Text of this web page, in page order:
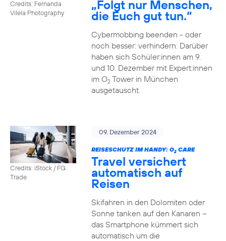
Credits: Fernanda
Vilela Photography
„Folgt nur Menschen,
die Euch gut tun.“
Cybermobbing beenden - oder
noch besser: verhindern: Darüber
haben sich Schüler:innen am 9.
und 10. Dezember mit Expert:innen
im O2Tower in München
ausgetauscht.
Credits: iStock / FG
Trade
09. Dezember 2024
REISESCHUTZ IM HANDY: O2CARE
Travel versichert
automatisch auf
Reisen
Skifahren in den Dolomiten oder
Sonne tanken auf den Kanaren –
das Smartphone kümmert sich
automatisch um die